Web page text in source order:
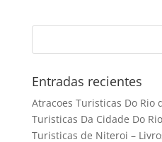
Entradas recientes
Atracoes Turisticas Do Rio
Turisticas Da Cidade Do
Turisticas de Niteroi –